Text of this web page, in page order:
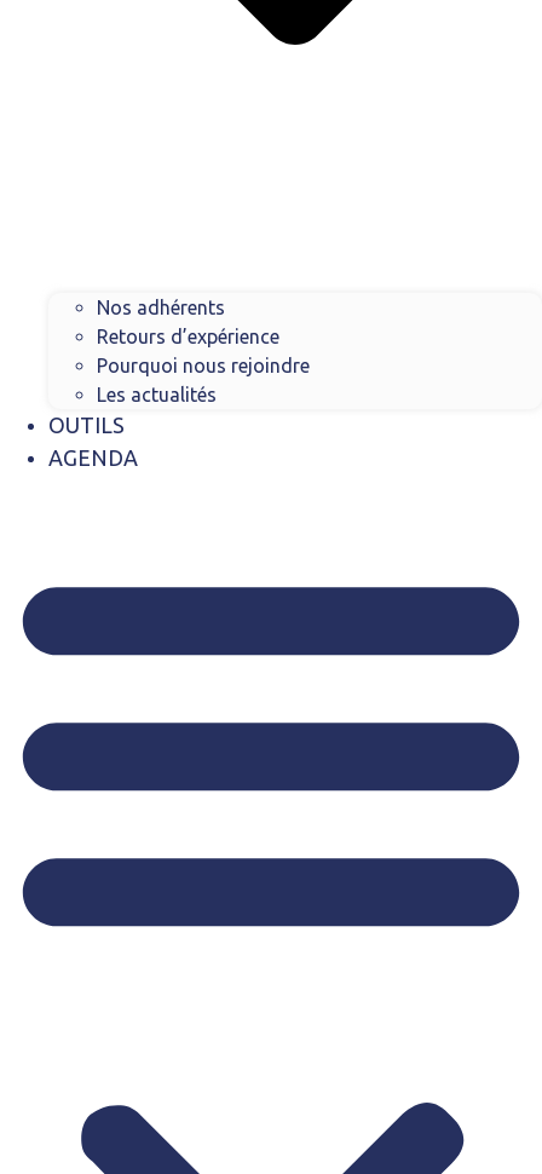
Nos adhérents
Retours d’expérience
Pourquoi nous rejoindre
Les actualités
OUTILS
AGENDA